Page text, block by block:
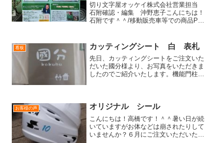
切り文字屋オッケイ株式会社営業担当
石附確認・編集 沖野恵子こんにちは！
石附です＾＾/移動販売車等での商品PR
れたスペースで行う必要があります。そ
んな時は弊社のPRク...
看板 カッティングシート 白 表札
先日、カッティングシートをご注文いた
だいた國分様より、お写真をいただきま
したのでご紹介いたします。機能門柱に
す！名字だけでなく、イラ...
お客様の声 オリジナル シール
こんにちは！高橋です！＾＾暑い日が続
いていますがお体などは崩されたりして
いませんか？６月にご注文いただいた、